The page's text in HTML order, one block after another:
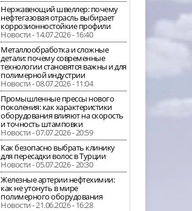
Нержавеющий швеллер: почему
нефтегазовая отрасль выбирает
коррозионностойкие профили
Новости - 14.07.2026 - 16:40
Металлообработка и сложные
детали: почему современные
технологии становятся важны и для
полимерной индустрии
Новости - 08.07.2026 - 11:04
Промышленные прессы нового
поколения: как характеристики
оборудования влияют на скорость
и точность штамповки
Новости - 07.07.2026 - 20:59
Как безопасно выбрать клинику
для пересадки волос в Турции
Новости - 05.07.2026 - 20:30
Железные артерии нефтехимии:
как не утонуть в мире
полимерного оборудования
Новости - 21.06.2026 - 16:28